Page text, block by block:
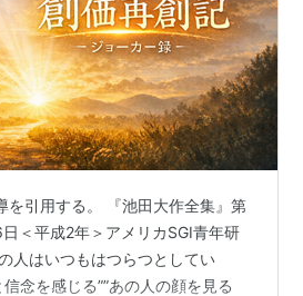
を引用する。 『池田大作全集』第
＜平成2年＞アメリカSGI青年研
人はいつもはつらつとしてい
念を感じる””あの人の顔を見る